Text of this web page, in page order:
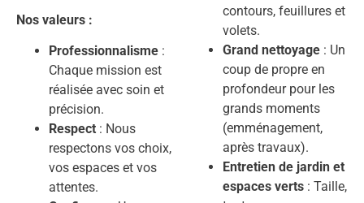
Nos valeurs :
Professionnalisme :
Chaque mission est
réalisée avec soin et
précision.
Respect : Nous
respectons vos choix,
vos espaces et vos
attentes.
contours, feuillures et
volets.
Grand nettoyage : Un
coup de propre en
profondeur pour les
grands moments
(emménagement,
après travaux).
Entretien de jardin et
espaces verts : Taille,